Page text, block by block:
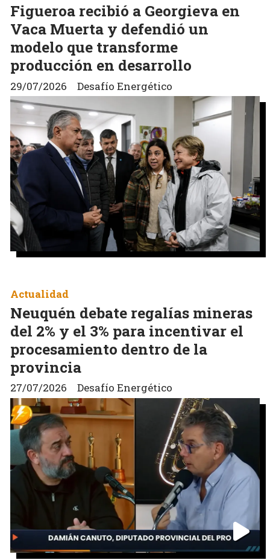
Figueroa recibió a Georgieva en
Vaca Muerta y defendió un
modelo que transforme
producción en desarrollo
Desafío Energético
29/07/2026
Neuquén debate regalías mineras
del 2% y el 3% para incentivar el
procesamiento dentro de la
provincia
Desafío Energético
Actualidad
27/07/2026